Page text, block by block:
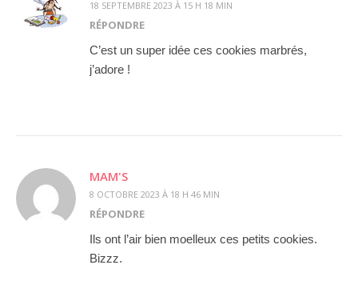
18 SEPTEMBRE 2023 À 15 H 18 MIN
RÉPONDRE
C’est un super idée ces cookies marbrés,
j’adore !
MAM'S
8 OCTOBRE 2023 À 18 H 46 MIN
RÉPONDRE
Ils ont l’air bien moelleux ces petits cookies.
Bizzz.